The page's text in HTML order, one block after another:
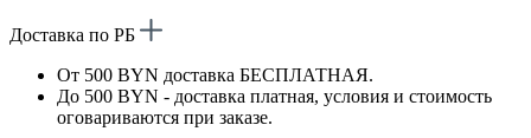
Доставка по РБ
От 500 BYN доставка БЕСПЛАТНАЯ.
До 500 BYN - доставка платная, условия и стоимость
оговариваются при заказе.